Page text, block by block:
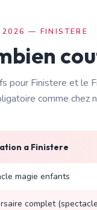
2026 — FINISTERE
pour Finistere et le
comme chez
a Finistere
magie enfants
complet